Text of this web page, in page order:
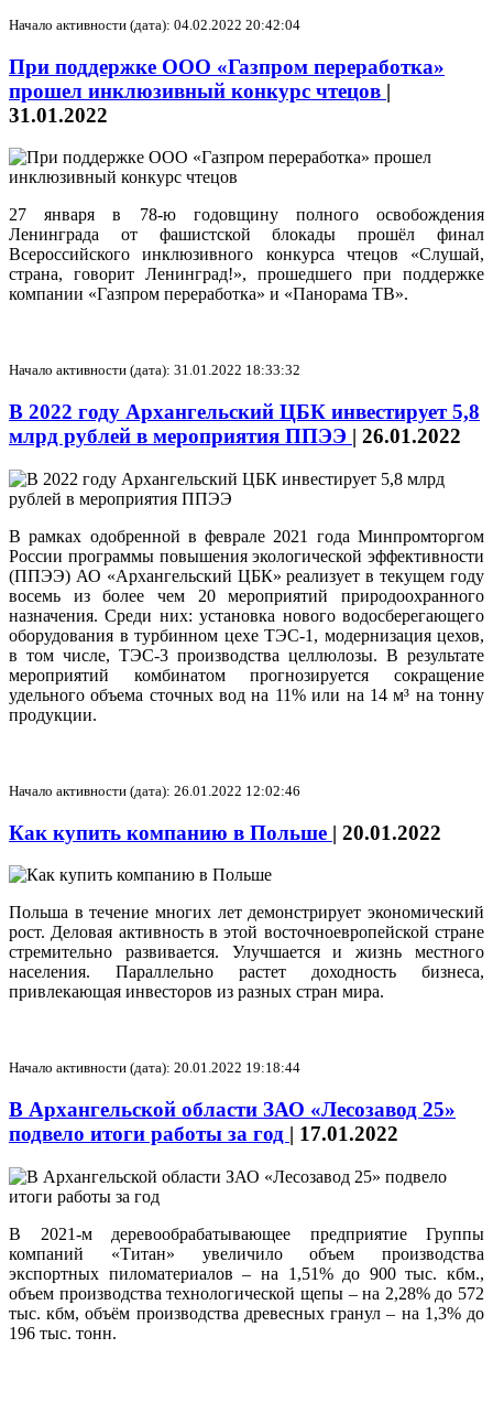
Начало активности (дата): 04.02.2022 20:42:04
При поддержке ООО «Газпром переработка»
прошел инклюзивный конкурс чтецов |
31.01.2022
27 января в 78-ю годовщину полного освобождения
Ленинграда от фашистской блокады прошёл финал
Всероссийского инклюзивного конкурса чтецов «Слушай,
страна, говорит Ленинград!», прошедшего при поддержке
компании «Газпром переработка» и «Панорама ТВ».
Начало активности (дата): 31.01.2022 18:33:32
В 2022 году Архангельский ЦБК инвестирует 5,8
млрд рублей в мероприятия ППЭЭ | 26.01.2022
В рамках одобренной в феврале 2021 года Минпромторгом
России программы повышения экологической эффективности
(ППЭЭ) АО «Архангельский ЦБК» реализует в текущем году
восемь из более чем 20 мероприятий природоохранного
назначения. Среди них: установка нового водосберегающего
оборудования в турбинном цехе ТЭС-1, модернизация цехов,
в том числе, ТЭС-3 производства целлюлозы. В результате
мероприятий комбинатом прогнозируется сокращение
удельного объема сточных вод на 11% или на 14 м³ на тонну
продукции.
Начало активности (дата): 26.01.2022 12:02:46
Как купить компанию в Польше | 20.01.2022
Польша в течение многих лет демонстрирует экономический
рост. Деловая активность в этой восточноевропейской стране
стремительно развивается. Улучшается и жизнь местного
населения. Параллельно растет доходность бизнеса,
привлекающая инвесторов из разных стран мира.
Начало активности (дата): 20.01.2022 19:18:44
В Архангельской области ЗАО «Лесозавод 25»
подвело итоги работы за год | 17.01.2022
В 2021-м деревообрабатывающее предприятие Группы
компаний «Титан» увеличило объем производства
экспортных пиломатериалов – на 1,51% до 900 тыс. кбм.,
объем производства технологической щепы – на 2,28% до 572
тыс. кбм, объём производства древесных гранул – на 1,3% до
196 тыс. тонн.